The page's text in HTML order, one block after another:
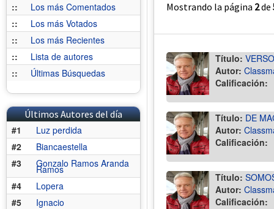
::
Los más Comentados
::
Los más Votados
::
Los más Recientes
::
Lista de autores
::
Últimas Búsquedas
Últimos Autores del día
#1
Luz perdida
#2
Biancaestella
#3
Gonzalo Ramos Aranda
Ramos
#4
Lopera
#5
Ignacio
Mostrando la página 2de
Título:
Autor:
Calificación:
Título: DE
Autor:
Calificación:
Título:
Autor:
Calificación: